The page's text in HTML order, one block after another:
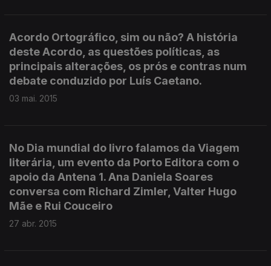
Acordo Ortográfico, sim ou não? A história
deste Acordo, as questões políticas, as
principais alterações, os prós e contras num
debate conduzido por Luís Caetano.
03 mai. 2015
No Dia mundial do livro falamos da Viagem
literária, um evento da Porto Editora com o
apoio da Antena 1. Ana Daniela Soares
conversa com Richard Zimler, Valter Hugo
Mãe e Rui Couceiro
27 abr. 2015